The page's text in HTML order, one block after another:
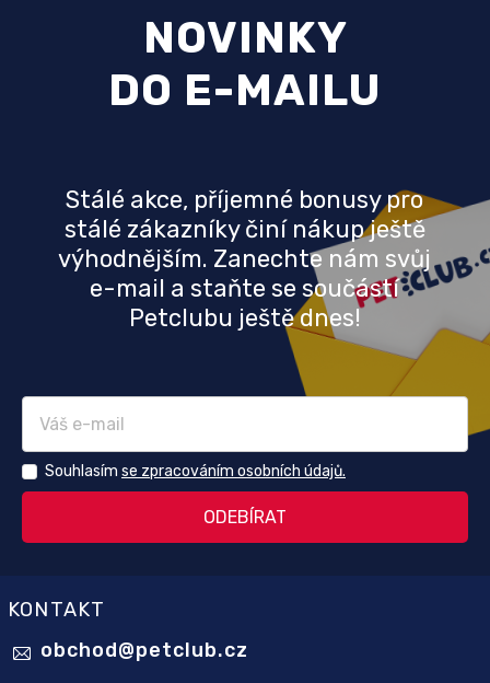
NOVINKY
DO E-MAILU
Stálé akce, příjemné bonusy pro
stálé zákazníky činí nákup ještě
výhodnějším. Zanechte nám svůj
e-mail a staňte se součástí
Petclubu ještě dnes!
Souhlasím se zpracováním osobních údajů.
KONTAKT
obchod@petclub.cz